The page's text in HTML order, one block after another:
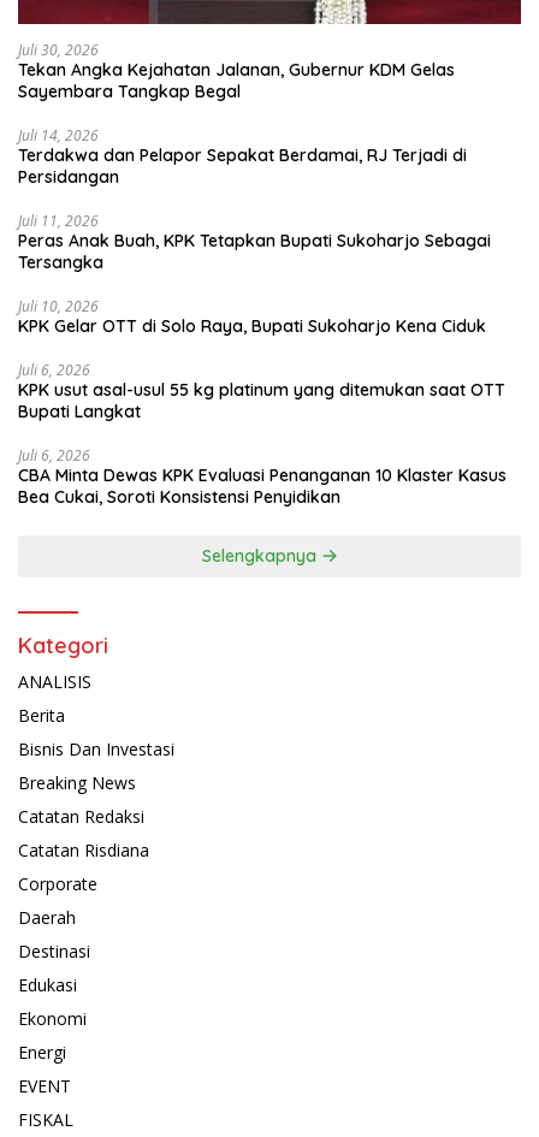
Juli 30, 2026
Tekan Angka Kejahatan Jalanan, Gubernur KDM Gelas
Sayembara Tangkap Begal
Juli 14, 2026
Terdakwa dan Pelapor Sepakat Berdamai, RJ Terjadi di
Persidangan
Juli 11, 2026
Peras Anak Buah, KPK Tetapkan Bupati Sukoharjo Sebagai
Tersangka
Juli 10, 2026
KPK Gelar OTT di Solo Raya, Bupati Sukoharjo Kena Ciduk
Juli 6, 2026
KPK usut asal-usul 55 kg platinum yang ditemukan saat OTT
Bupati Langkat
Juli 6, 2026
CBA Minta Dewas KPK Evaluasi Penanganan 10 Klaster Kasus
Bea Cukai, Soroti Konsistensi Penyidikan
Selengkapnya
Kategori
ANALISIS
Berita
Bisnis Dan Investasi
Breaking News
Catatan Redaksi
Catatan Risdiana
Corporate
Daerah
Destinasi
Edukasi
Ekonomi
Energi
EVENT
FISKAL